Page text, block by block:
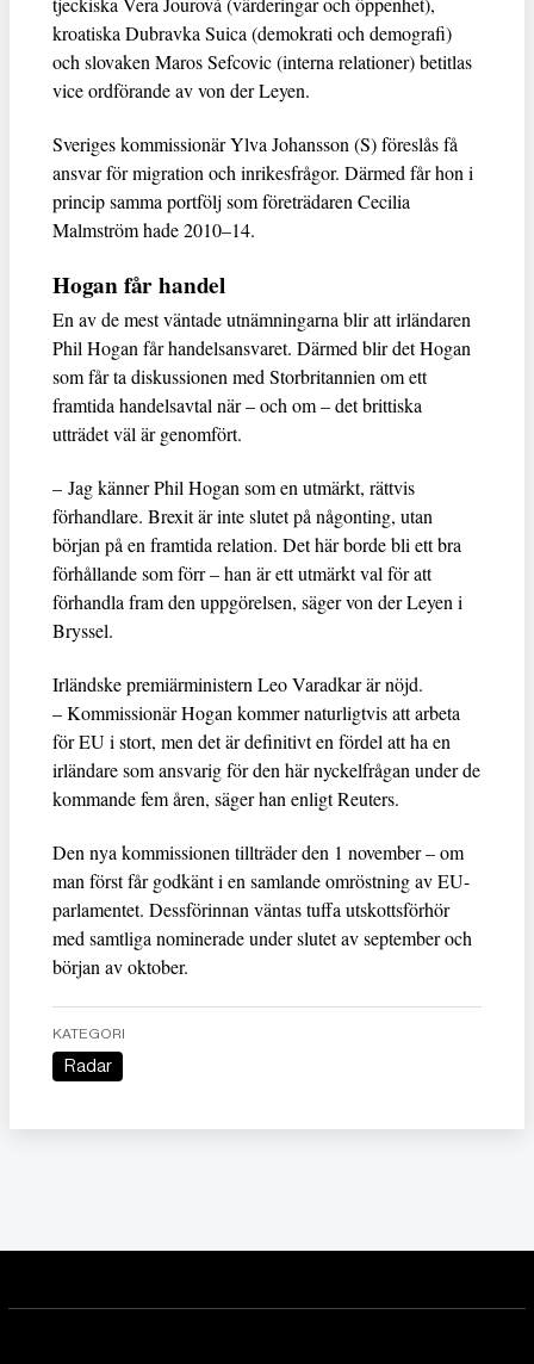
kroatiska Dubravka Suica (demokrati och demografi)
och slovaken Maros Sefcovic (interna relationer) betitlas
vice ordförande av von der Leyen.
Sveriges kommissionär Ylva Johansson (S) föreslås få
ansvar för migration och inrikesfrågor. Därmed får hon i
princip samma portfölj som företrädaren Cecilia
Malmström hade 2010–14.
Hogan får handel
En av de mest väntade utnämningarna blir att irländaren
Phil Hogan får handelsansvaret. Därmed blir det Hogan
som får ta diskussionen med Storbritannien om ett
framtida handelsavtal när – och om – det brittiska
utträdet väl är genomfört.
– Jag känner Phil Hogan som en utmärkt, rättvis
förhandlare. Brexit är inte slutet på någonting, utan
början på en framtida relation. Det här borde bli ett bra
förhållande som förr – han är ett utmärkt val för att
förhandla fram den uppgörelsen, säger von der Leyen i
Bryssel.
Irländske premiärministern Leo Varadkar är nöjd.
– Kommissionär Hogan kommer naturligtvis att arbeta
för EU i stort, men det är definitivt en fördel att ha en
irländare som ansvarig för den här nyckelfrågan under de
kommande fem åren, säger han enligt Reuters.
Den nya kommissionen tillträder den 1 november – om
man först får godkänt i en samlande omröstning av EU-
parlamentet. Dessförinnan väntas tuffa utskottsförhör
med samtliga nominerade under slutet av september och
början av oktober.
KATEGORI
Radar